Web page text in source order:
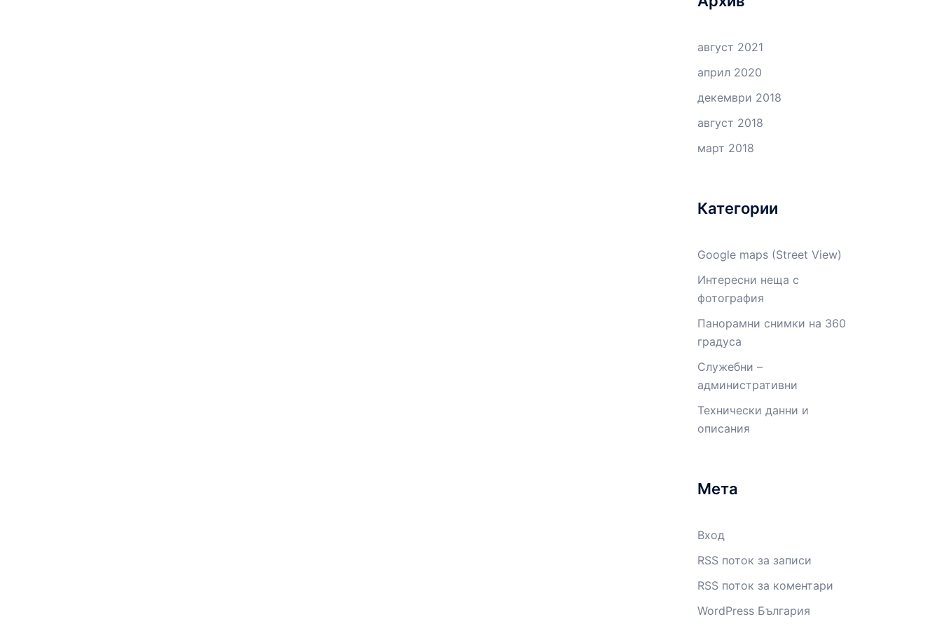
август 2021
април 2020
декември 2018
август 2018
март 2018
Категории
Google maps (Street View)
Интересни неща с
фотография
Панорамни снимки на 360
градуса
Служебни –
административни
Технически данни и
описания
Мета
Вход
RSS поток за записи
RSS поток за коментари
WordPress България